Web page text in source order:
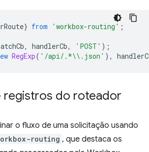
} from 'workbox-routing' ;
, handlerCb, 'POST' );
RegExp( '/api/.*\\.json' ),
registros do roteador
o fluxo de uma solicitação usando
routing , que destaca os